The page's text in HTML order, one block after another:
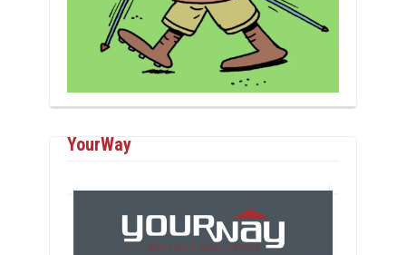
YourWay